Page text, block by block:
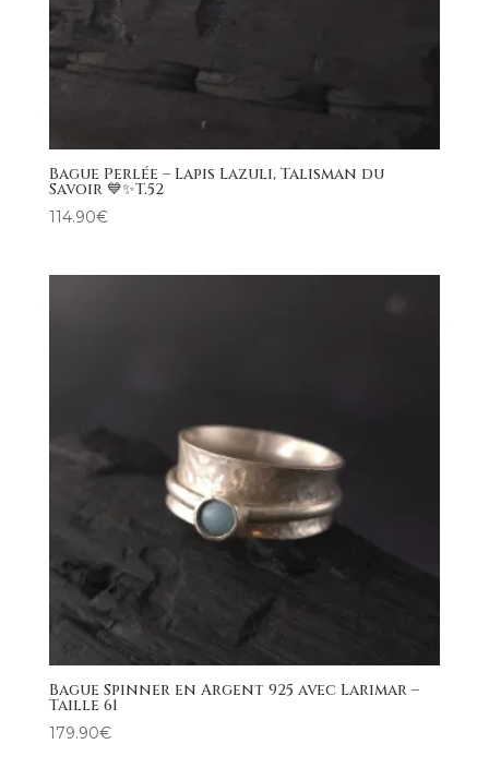
Bague Perlée – Lapis Lazuli, Talisman du
Savoir 💙✨T.52
114.90€
Bague Spinner en Argent 925 avec Larimar –
Taille 61
179.90€